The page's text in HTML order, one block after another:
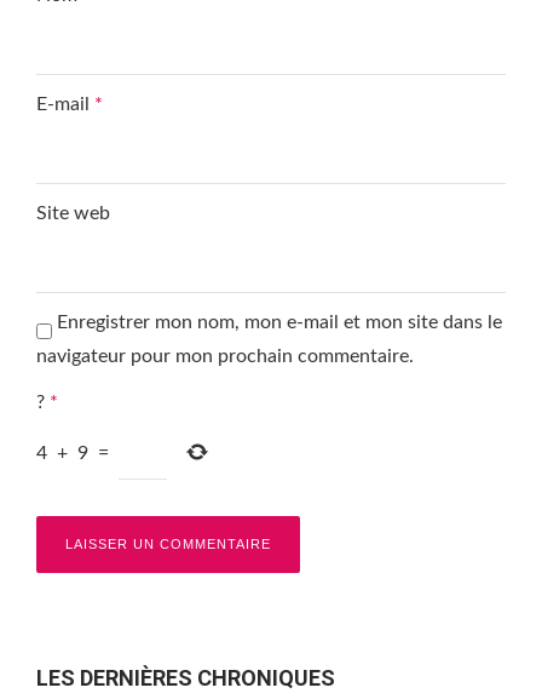
E-mail *
Site web
Enregistrer mon nom, mon e-mail et mon site dans le
navigateur pour mon prochain commentaire.
? *
4 + 9 =
LES DERNIÈRES CHRONIQUES